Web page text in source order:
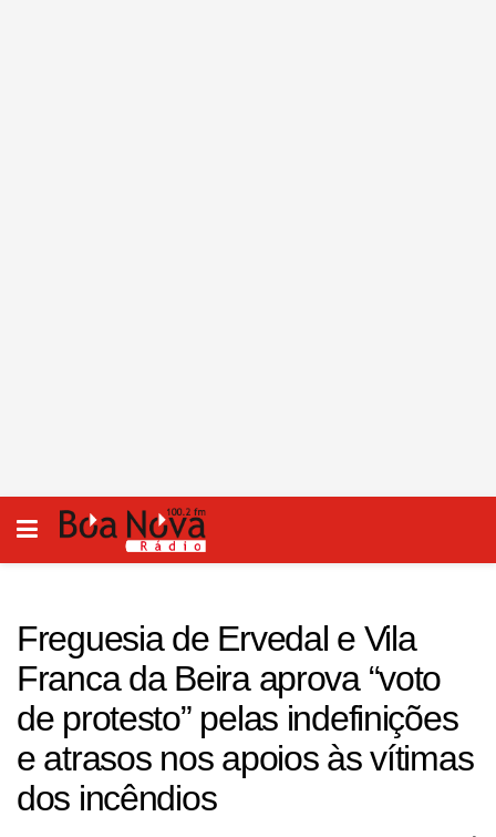
Freguesia de Ervedal e Vila
Franca da Beira aprova “voto
de protesto” pelas indefinições
e atrasos nos apoios às vítimas
dos incêndios